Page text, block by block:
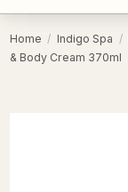
Home Indigo Spa
& Body Cream 370ml